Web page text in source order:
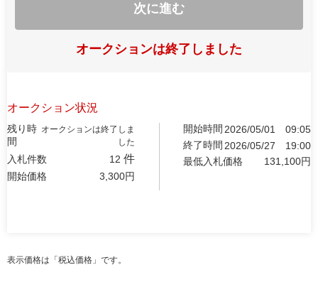
次に進む
オークションは終了しました
オークション状況
残り時
間
オークションは終了しま
した
入札件数 12 件
開始価格 3,300円
開始時間 2026/05/01
09:05
終了時間 2026/05/27
19:00
最低入札価格
131,100円
表示価格は「税込価格」です。